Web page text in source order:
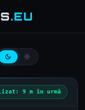
.EU
dark_mode light_mode
9 m în urmă